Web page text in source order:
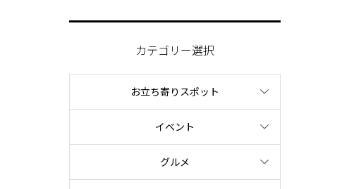
カテゴリー選択
お立ち寄りスポット
イベント
グルメ